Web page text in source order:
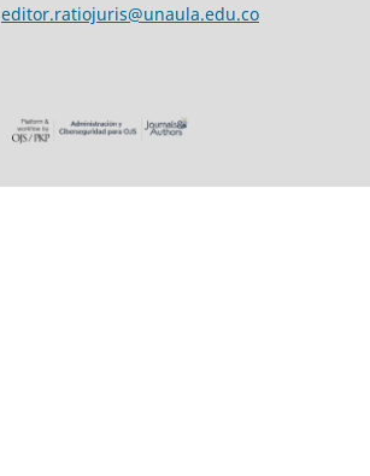
editor.ratiojuris@unaula.edu.co